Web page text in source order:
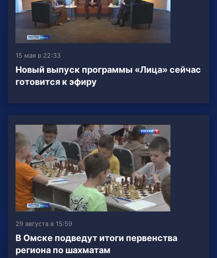
15 мая в 22:33
Новый выпуск программы «Лица» сейчас
готовится к эфиру
29 августа в 15:59
В Омске подведут итоги первенства
региона по шахматам